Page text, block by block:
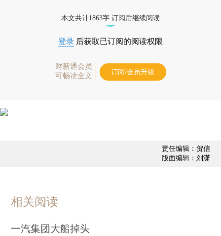
本文共计1863字 订阅后继续阅读
登录 后获取已订阅的阅读权限
财新通会员
可畅读全文
订阅/会员升级
责任编辑：贺信
版面编辑：刘潇
相关阅读
一汽集团大船掉头